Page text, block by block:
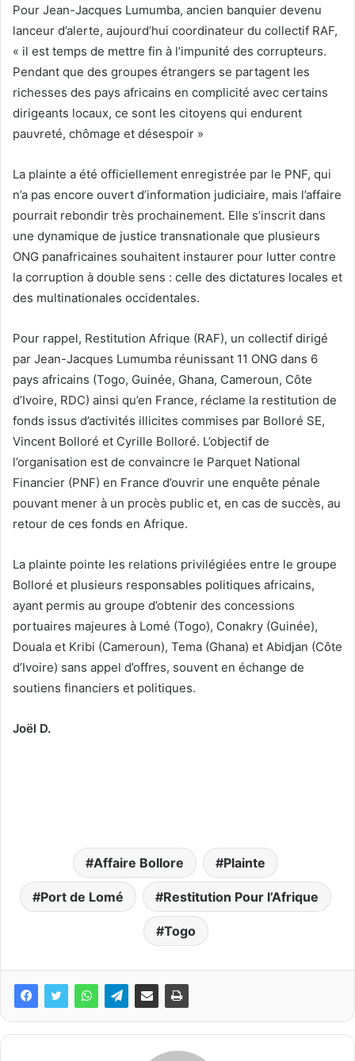
Pour Jean-Jacques Lumumba, ancien banquier devenu
lanceur d’alerte, aujourd’hui coordinateur du collectif RAF,
« il est temps de mettre fin à l’impunité des corrupteurs.
Pendant que des groupes étrangers se partagent les
richesses des pays africains en complicité avec certains
dirigeants locaux, ce sont les citoyens qui endurent
pauvreté, chômage et désespoir »
La plainte a été officiellement enregistrée par le PNF, qui
n’a pas encore ouvert d’information judiciaire, mais l’affaire
pourrait rebondir très prochainement. Elle s’inscrit dans
une dynamique de justice transnationale que plusieurs
ONG panafricaines souhaitent instaurer pour lutter contre
la corruption à double sens : celle des dictatures locales et
des multinationales occidentales.
Pour rappel, Restitution Afrique (RAF), un collectif dirigé
par Jean-Jacques Lumumba réunissant 11 ONG dans 6
pays africains (Togo, Guinée, Ghana, Cameroun, Côte
d’Ivoire, RDC) ainsi qu’en France, réclame la restitution de
fonds issus d’activités illicites commises par Bolloré SE,
Vincent Bolloré et Cyrille Bolloré. L’objectif de
l’organisation est de convaincre le Parquet National
Financier (PNF) en France d’ouvrir une enquête pénale
pouvant mener à un procès public et, en cas de succès, au
retour de ces fonds en Afrique.
La plainte pointe les relations privilégiées entre le groupe
Bolloré et plusieurs responsables politiques africains,
ayant permis au groupe d’obtenir des concessions
portuaires majeures à Lomé (Togo), Conakry (Guinée),
Douala et Kribi (Cameroun), Tema (Ghana) et Abidjan (Côte
d’Ivoire) sans appel d’offres, souvent en échange de
soutiens financiers et politiques.
Joël D.
Affaire Bollore Plainte
Port de Lomé Restitution Pour l’Afrique
Togo